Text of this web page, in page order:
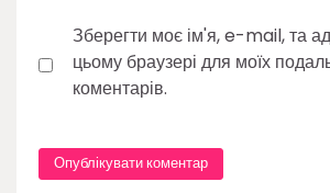
Зберегти моє ім'я, e-mail, та
цьому браузері для моїх
коментарів.